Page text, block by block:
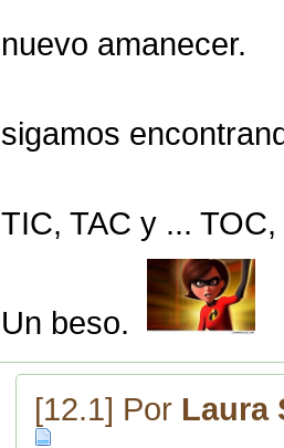
nuevo amanecer.
sigamos
TIC, TAC y ...
Un beso.
[12.1] Por Laura